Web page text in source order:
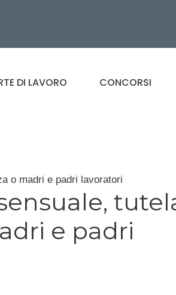
DI LAVORO CONCORSI
o madri e padri lavoratori
e padri